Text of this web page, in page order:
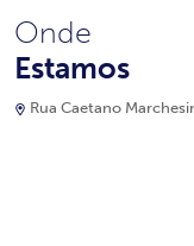
Onde
Estamos
Rua Caetano